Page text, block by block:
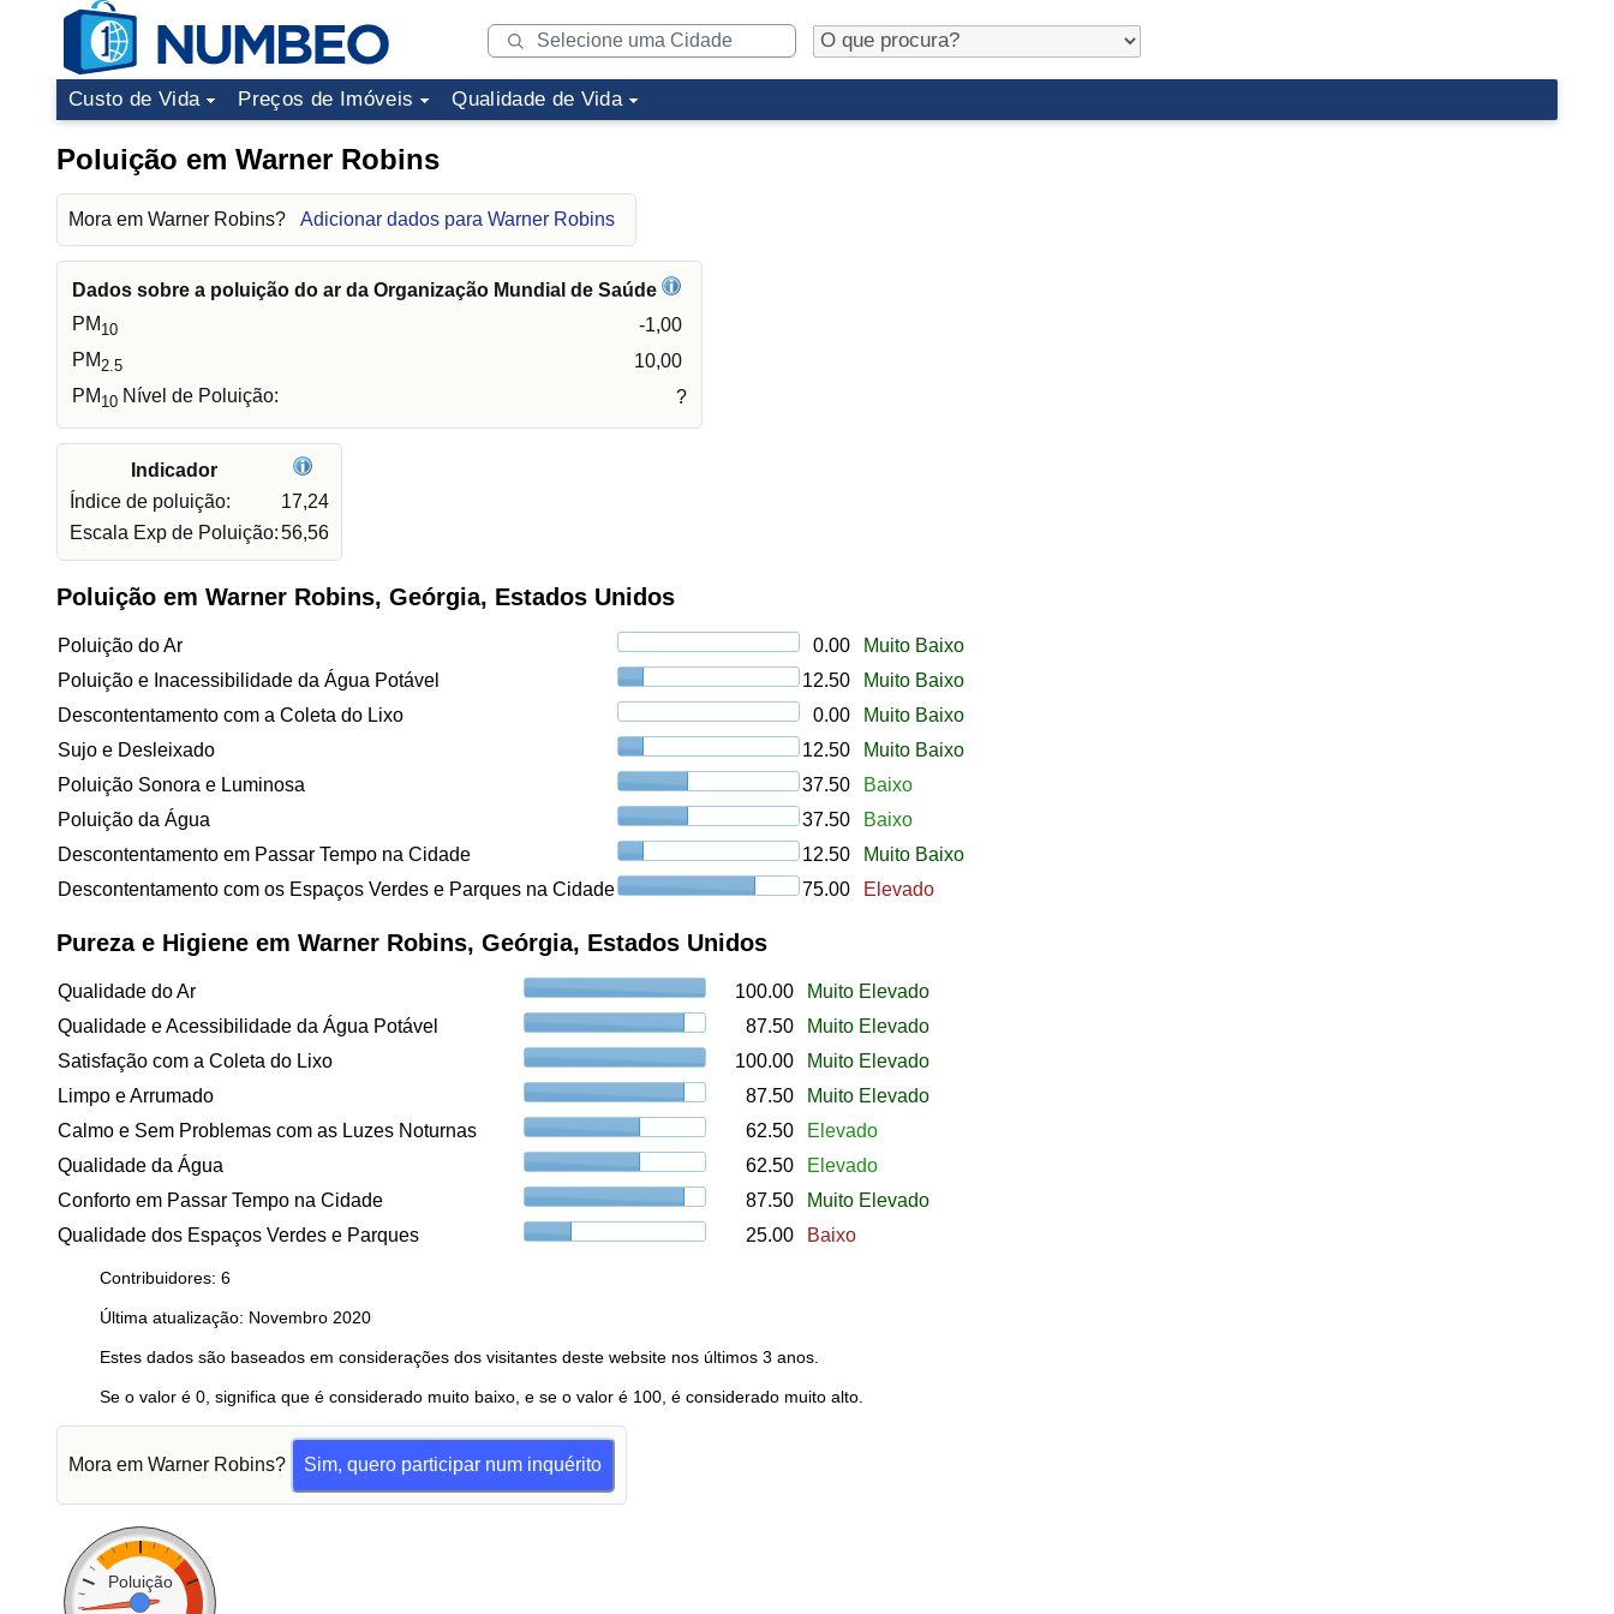
Custo de Vida Preços de Imóveis Qualidade de Vida
Poluição em Warner Robins
Mora em Warner Robins? Adicionar dados para Warner Robins
Dados sobre a poluição do ar da Organização Mundial de Saúde
PM 10
-1,00
PM2.5
10,00
PM 10 Nível de Poluição: ?
Indicador
Índice de poluição:
17,24
Escala Exp de Poluição:56,56
Poluição em Warner Robins, Geórgia, Estados Unidos
Poluição do Ar 0.00
Muito Baixo
Poluição e Inacessibilidade da Água Potável
12.50
Muito Baixo
Descontentamento com a Coleta do Lixo
0.00
Muito Baixo
Sujo e Desleixado
12.50
Muito Baixo
Poluição Sonora e Luminosa
37.50
Baixo
Poluição da Água
37.50
Baixo
Descontentamento em Passar Tempo na Cidade
12.50
Muito Baixo
Descontentamento com os Espaços Verdes e Parques na Cidade
75.00 Elevado
Pureza e Higiene em Warner Robins, Geórgia, Estados Unidos
Qualidade do Ar 100.00
Muito Elevado
Qualidade e Acessibilidade da Água Potável
87.50
Muito Elevado
Satisfação com a Coleta do Lixo
100.00
Muito Elevado
Limpo e Arrumado
87.50
Muito Elevado
Calmo e Sem Problemas com as Luzes Noturnas
62.50
Elevado
Qualidade da Água
62.50
Elevado
Conforto em Passar Tempo na Cidade
87.50
Muito Elevado
Qualidade dos Espaços Verdes e Parques
25.00 Baixo
Contribuidores: 6
Última atualização: Novembro 2020
Estes dados são baseados em considerações dos visitantes deste website nos últimos 3 anos.
Se o valor é 0, significa que é considerado muito baixo, e se o valor é 100, é considerado muito alto.
Mora em Warner Robins? Sim, quero participar num inquérito
Poluição